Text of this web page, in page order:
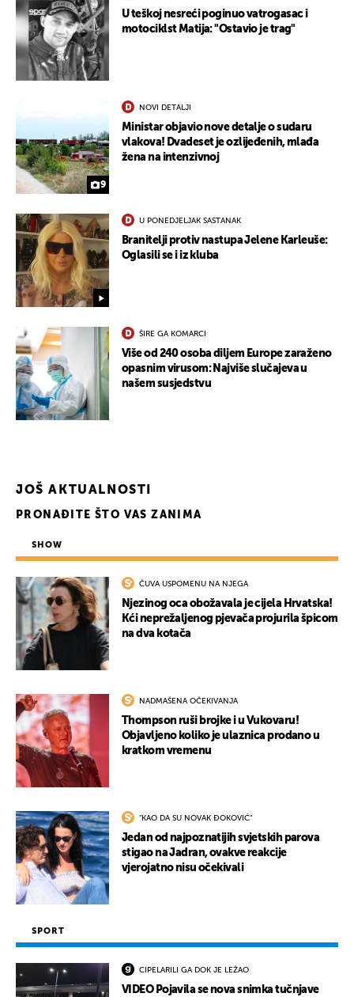
U teškoj nesreći poginuo vatrogasac i
motociklst Matija: "Ostavio je trag"
9
NOVI DETALJI
Ministar objavio nove detalje o sudaru
vlakova! Dvadeset je ozlijeđenih, mlađa
žena na intenzivnoj
U PONEDJELJAK SASTANAK
Branitelji protiv nastupa Jelene Karleuše:
Oglasili se i iz kluba
ŠIRE GA KOMARCI
Više od 240 osoba diljem Europe zaraženo
opasnim virusom: Najviše slučajeva u
našem susjedstvu
JOŠ AKTUALNOSTI
PRONAĐITE ŠTO VAS ZANIMA
SHOW
ČUVA USPOMENU NA NJEGA
Njezinog oca obožavala je cijela Hrvatska!
Kći neprežaljenog pjevača projurila špicom
na dva kotača
NADMAŠENA OČEKIVANJA
Thompson ruši brojke i u Vukovaru!
Objavljeno koliko je ulaznica prodano u
kratkom vremenu
"KAO DA SU NOVAK ĐOKOVIĆ"
Jedan od najpoznatijih svjetskih parova
stigao na Jadran, ovakve reakcije
vjerojatno nisu očekivali
SPORT
CIPELARILI GA DOK JE LEŽAO
VIDEO Pojavila se nova snimka tučnjave
UKLJUČITE NOTIFIKACIJE